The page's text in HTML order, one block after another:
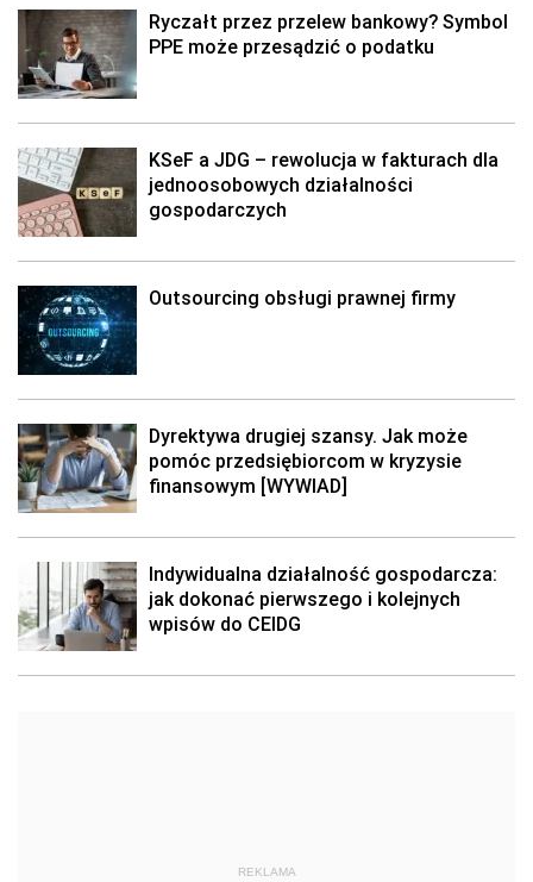
Ryczałt przez przelew bankowy? Symbol
PPE może przesądzić o podatku
KSeF a JDG – rewolucja w fakturach dla
jednoosobowych działalności
gospodarczych
Outsourcing obsługi prawnej firmy
Dyrektywa drugiej szansy. Jak może
pomóc przedsiębiorcom w kryzysie
finansowym [WYWIAD]
Indywidualna działalność gospodarcza:
jak dokonać pierwszego i kolejnych
wpisów do CEIDG
REKLAMA